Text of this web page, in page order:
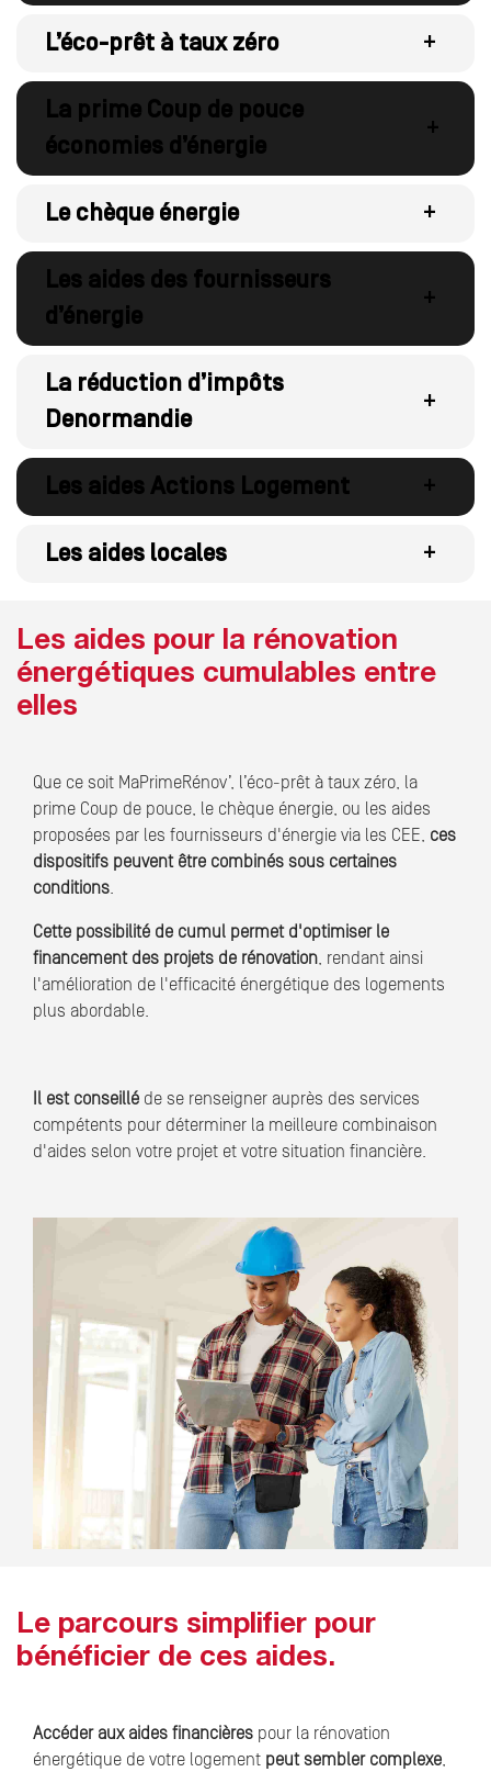
L’éco-prêt à taux zéro +
La prime Coup de pouce
économies d’énergie
+
Le chèque énergie +
Les aides des fournisseurs
d’énergie
+
La réduction d’impôts
Denormandie
+
Les aides Actions Logement +
Les aides locales +
Les aides pour la rénovation
énergétiques cumulables entre
elles
Que ce soit MaPrimeRénov’, l’éco-prêt à taux zéro, la
prime Coup de pouce, le chèque énergie, ou les aides
proposées par les fournisseurs d'énergie via les CEE, ces
dispositifs peuvent être combinés sous certaines
conditions.
Cette possibilité de cumul permet d'optimiser le
financement des projets de rénovation, rendant ainsi
l'amélioration de l'efficacité énergétique des logements
plus abordable.
Il est conseillé de se renseigner auprès des services
compétents pour déterminer la meilleure combinaison
d'aides selon votre projet et votre situation financière.
Le parcours simplifier pour
bénéficier de ces aides.
Accéder aux aides financières pour la rénovation
énergétique de votre logement peut sembler complexe,